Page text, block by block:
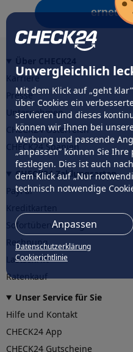
Unvergleichlich
Mit dem Klick auf „geht
über Cookies ein
servieren und dieses
können wir Ihnen bei
Werbung und passende
„anpassen” können Sie
festlegen. Dies ist auch
dem Klick auf „Nur
technisch notwendige
Anpassen
Datenschutzerklärung
Cookierichtlinie
erneut
Karriere
Presse
Unternehmen
CHECK24 Österreich
CHECK24 Spanien
CHECK24 Zahlungsarten
PayPal
Sofortüberweisung
Rechnung
Lastschrift
Ratenkauf
Unser Service für Sie
Hilfe und Kontakt
CHECK24 App
CHECK24 Gutscheine